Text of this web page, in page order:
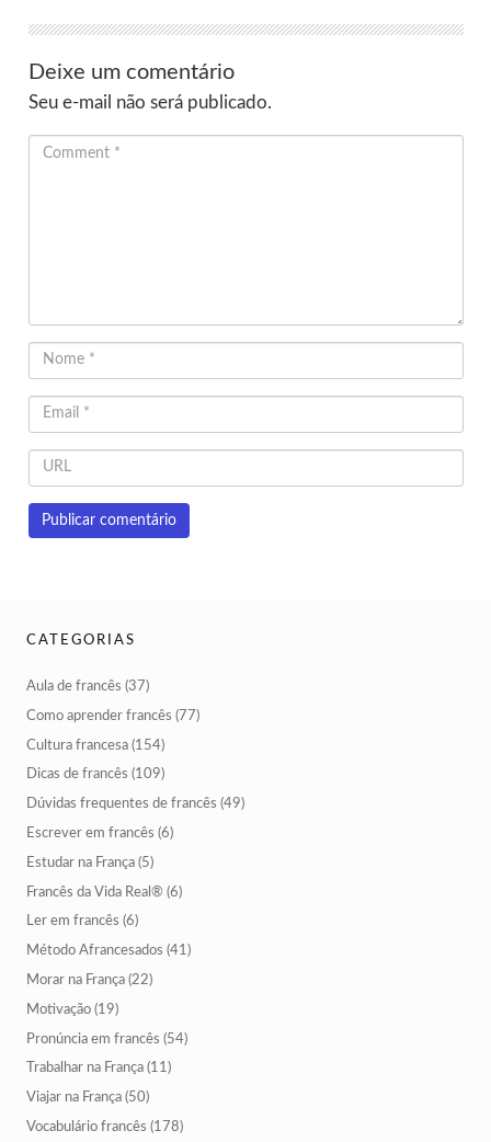
Deixe um comentário
Seu e-mail não será publicado.
CATEGORIAS
Aula de francês (37)
Como aprender francês (77)
Cultura francesa (154)
Dicas de francês (109)
Dúvidas frequentes de francês (49)
Escrever em francês (6)
Estudar na França (5)
Francês da Vida Real® (6)
Ler em francês (6)
Método Afrancesados (41)
Morar na França (22)
Motivação (19)
Pronúncia em francês (54)
Trabalhar na França (11)
Viajar na França (50)
Vocabulário francês (178)